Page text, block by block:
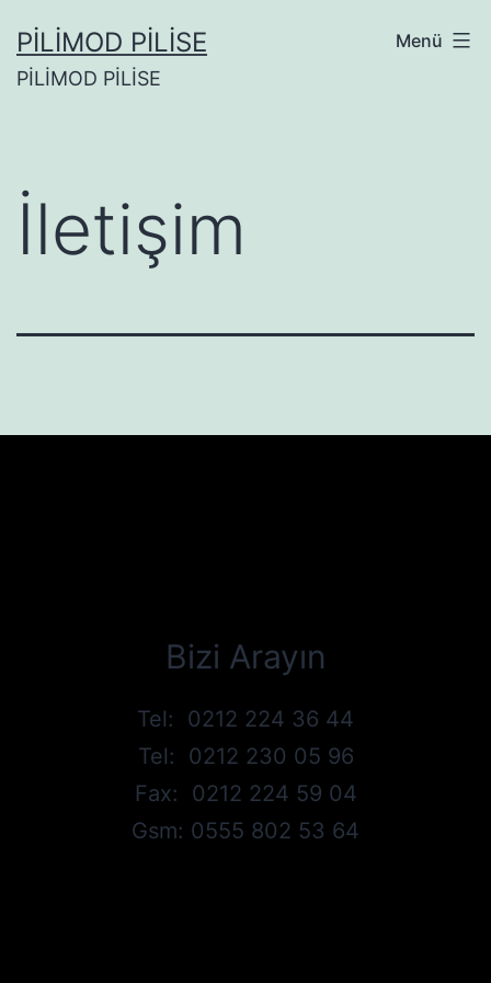
geçPİLİMOD PİLİSE
PİLİMOD PİLİSE
Menü
İletişim
Bizi Arayın
Tel: 0212 224 36 44
Tel: 0212 230 05 96
Fax: 0212 224 59 04
Gsm: 0555 802 53 64